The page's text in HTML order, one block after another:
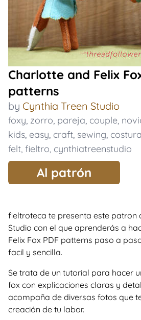
Charlotte and Felix
patterns
by Cynthia Treen Studio
foxy, zorro, pareja, couple,
kids, easy, craft, sewing, costura
felt, fieltro, cynthiatreenstudio
Al patrón
fieltroteca te presenta este patron
Studio con el que aprenderás a
Felix Fox PDF patterns paso a
facil y sencilla.
Se trata de un tutorial para hacer
fox con explicaciones claras y
acompaña de diversas fotos que
creación de tu labor.